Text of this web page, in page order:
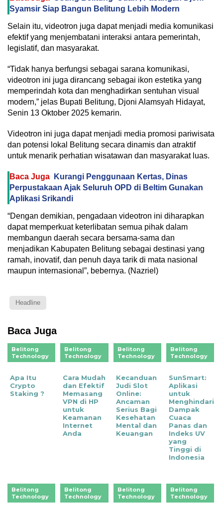
Syamsir Siap Bangun Belitung Lebih Modern
Selain itu, videotron juga dapat menjadi media komunikasi
efektif yang menjembatani interaksi antara pemerintah,
legislatif, dan masyarakat.
“Tidak hanya berfungsi sebagai sarana komunikasi,
videotron ini juga dirancang sebagai ikon estetika yang
memperindah kota dan menghadirkan sentuhan visual
modern,” jelas Bupati Belitung, Djoni Alamsyah Hidayat,
Senin 13 Oktober 2025 kemarin.
Videotron ini juga dapat menjadi media promosi pariwisata
dan potensi lokal Belitung secara dinamis dan atraktif
untuk menarik perhatian wisatawan dan masyarakat luas.
Baca Juga
Kurangi Penggunaan Kertas, Dinas
Perpustakaan Ajak Seluruh OPD di Beltim Gunakan
Aplikasi Srikandi
“Dengan demikian, pengadaan videotron ini diharapkan
dapat memperkuat keterlibatan semua pihak dalam
membangun daerah secara bersama-sama dan
menjadikan Kabupaten Belitung sebagai destinasi yang
ramah, inovatif, dan penuh daya tarik di mata nasional
maupun internasional”, bebernya. (Nazriel)
Headline
Baca Juga
Belitong
Technology
Apa Itu
Crypto
Staking ?
Belitong
Technology
Cara Mudah
dan Efektif
Memasang
VPN di HP
untuk
Keamanan
Internet
Anda
Belitong
Technology
Kecanduan
Judi Slot
Online:
Ancaman
Serius Bagi
Kesehatan
Mental dan
Keuangan
Belitong
Technology
SunSmart:
Aplikasi
untuk
Menghindari
Dampak
Cuaca
Panas dan
Indeks UV
yang
Tinggi di
Indonesia
Belitong
Technology
Belitong
Technology
Belitong
Technology
Belitong
Technology